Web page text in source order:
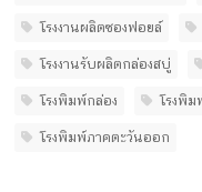
โรงงานผลิตซองฟอยล์
โรงงานรับผลิตกล่องสบู่
โรงพิมพ์กล่อง โรงพิม
โรงพิมพ์ภาคตะวันออก